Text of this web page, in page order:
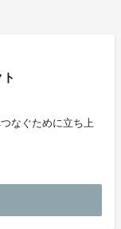
なぐために立ち上